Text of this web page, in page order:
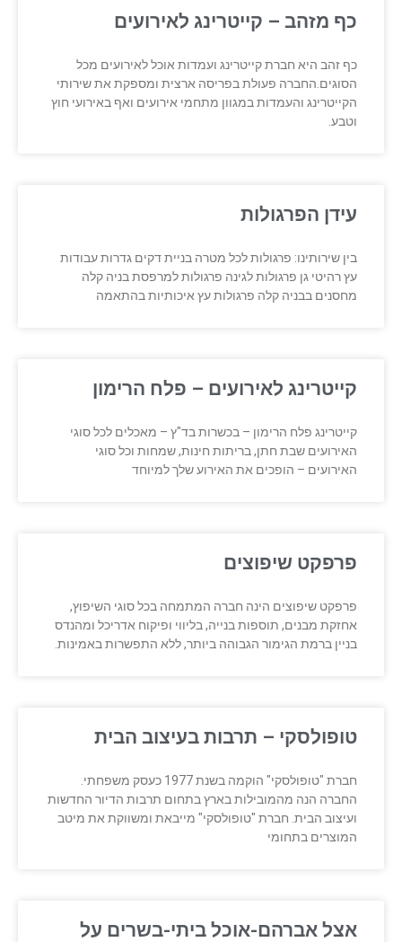
כף מזהב – קייטרינג לאירועים
כף זהב היא חברת קייטרינג ועמדות אוכל לאירועים מכל
הסוגים.החברה פעולת בפריסה ארצית ומספקת את שירותי
הקייטרינג והעמדות במגוון מתחמי אירועים ואף באירועי חוץ
וטבע.
עידן הפרגולות
בין שירותינו: פרגולות לכל מטרה בניית דקים גדרות עבודות
עץ רהיטי גן פרגולות לגינה פרגולות למרפסת בניה קלה
מחסנים בבניה קלה פרגולות עץ איכותיות בהתאמה
קייטרינג לאירועים – פלח הרימון
קייטרינג פלח הרימון – בכשרות בד"ץ – מאכלים לכל סוגי
האירועים שבת חתן, בריתות חינות, שמחות וכל סוגי
האירועים – הופכים את האירוע שלך למיוחד
פרפקט שיפוצים
פרפקט שיפוצים הינה חברה המתמחה בכל סוגי השיפוץ,
אחזקת מבנים, תוספות בנייה, בליווי ופיקוח אדריכל ומהנדס
בניין ברמת הגימור הגבוהה ביותר, ללא התפשרות באמינות.
טופולסקי – תרבות בעיצוב הבית
חברת "טופולסקי" הוקמה בשנת 1977 כעסק משפחתי.
החברה הנה מהמובילות בארץ בתחום תרבות הדיור החדשות
ועיצוב הבית. חברת "טופולסקי" מייבאת ומשווקת את מיטב
המוצרים בתחומי
אצל אברהם-אוכל ביתי-בשרים על